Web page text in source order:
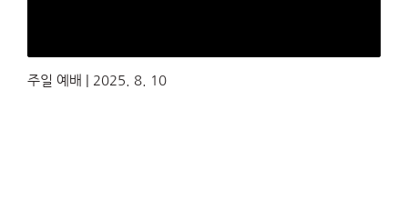
주일 예배 | 2025. 8. 10